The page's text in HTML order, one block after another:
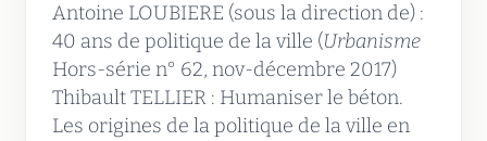
Antoine LOUBIERE (sous la direction de) :
40 ans de politique de la ville (Urbanisme
Hors-série n° 62, nov-décembre 2017)
Thibault TELLIER : Humaniser le béton.
Les origines de la politique de la ville en